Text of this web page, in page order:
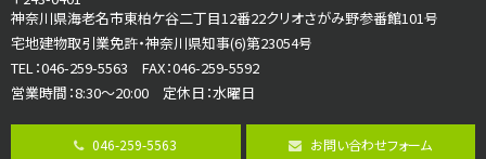
古淵駅
バ12分 歩4分
並列２台駐車可。１階はリビングと水まわりをまとめ…
第8位
3,680万円
4ＳＬＤＫ
神奈川県海老名市東柏ケ谷二丁目12番22クリオさがみ野参番館101号
宅地建物取引業免許・神奈川県知事(6)第23054号
TEL：046-259-5563 FAX：046-259-5592
営業時間：8:30～20:00 定休日：水曜日
046-259-5563 お問い合わせフォーム